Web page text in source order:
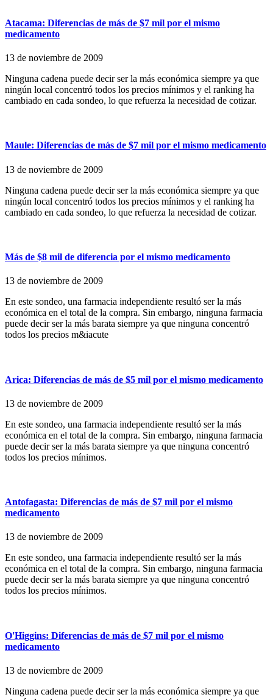
Atacama: Diferencias de más de $7 mil por el mismo
medicamento
13 de noviembre de 2009
Ninguna cadena puede decir ser la más económica siempre ya que
ningún local concentró todos los precios mínimos y el ranking ha
cambiado en cada sondeo, lo que refuerza la necesidad de cotizar.
Maule: Diferencias de más de $7 mil por el mismo medicamento
13 de noviembre de 2009
Ninguna cadena puede decir ser la más económica siempre ya que
ningún local concentró todos los precios mínimos y el ranking ha
cambiado en cada sondeo, lo que refuerza la necesidad de cotizar.
Más de $8 mil de diferencia por el mismo medicamento
13 de noviembre de 2009
En este sondeo, una farmacia independiente resultó ser la más
económica en el total de la compra. Sin embargo, ninguna farmacia
puede decir ser la más barata siempre ya que ninguna concentró
todos los precios m&iacute
Arica: Diferencias de más de $5 mil por el mismo medicamento
13 de noviembre de 2009
En este sondeo, una farmacia independiente resultó ser la más
económica en el total de la compra. Sin embargo, ninguna farmacia
puede decir ser la más barata siempre ya que ninguna concentró
todos los precios mínimos.
Antofagasta: Diferencias de más de $7 mil por el mismo
medicamento
13 de noviembre de 2009
En este sondeo, una farmacia independiente resultó ser la más
económica en el total de la compra. Sin embargo, ninguna farmacia
puede decir ser la más barata siempre ya que ninguna concentró
todos los precios mínimos.
O'Higgins: Diferencias de más de $7 mil por el mismo
medicamento
13 de noviembre de 2009
Ninguna cadena puede decir ser la más económica siempre ya que